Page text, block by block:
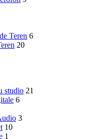
Teren 6
20
studio 21
6
3
10
1